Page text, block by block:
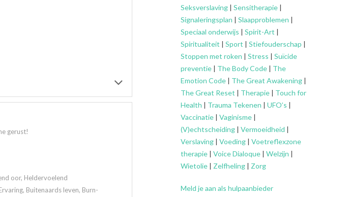
gerust!
oor, Heldervoelend
Buitenaards leven, Burn-
Seksverslaving | Sensitherapie |
Signaleringsplan | Slaapproblemen |
Speciaal onderwijs | Spirit-Art |
Spiritualiteit | Sport | Stiefouderschap |
Stoppen met roken | Stress | Suïcide
preventie | The Body Code | The
Emotion Code | The Great Awakening |
The Great Reset | Therapie | Touch for
Health | Trauma Tekenen | UFO’s |
Vaccinatie | Vaginisme |
(V)echtscheiding | Vermoeidheid |
Verslaving | Voeding | Voetreflexzone
therapie | Voice Dialoque | Welzijn |
Wietolie | Zelfheling | Zorg
Meld je aan als hulpaanbieder